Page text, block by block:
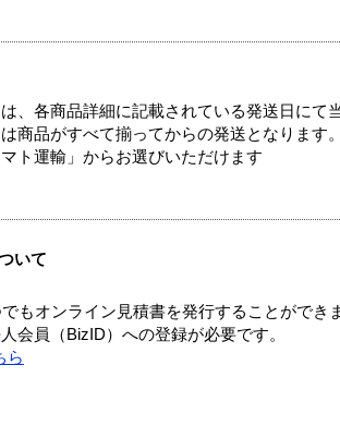
、各商品詳細に記載されている発送日にて
商品がすべて揃ってからの発送となります。
ト運輸」からお選びいただけます
いて
もオンライン見積書を発行することができ
会員（BizID）への登録が必要です。
ら